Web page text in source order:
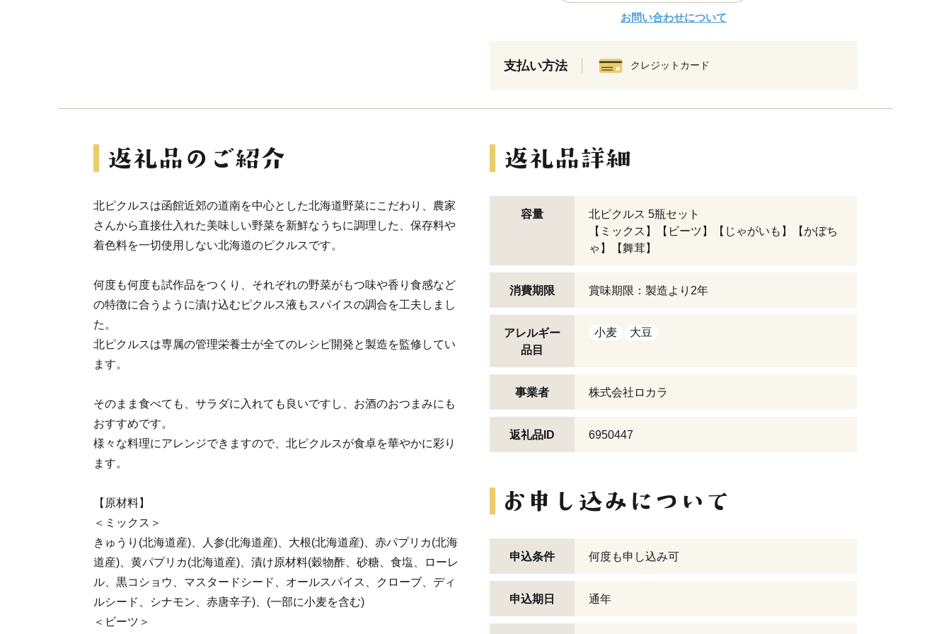
お問い合わせについて
支払い方法 クレジットカード
北ピクルスは函館近郊の道南を中心とした北海道野菜にこだわり、農家
さんから直接仕入れた美味しい野菜を新鮮なうちに調理した、保存料や
着色料を一切使用しない北海道のピクルスです。
何度も何度も試作品をつくり、それぞれの野菜がもつ味や香り食感など
の特徴に合うように漬け込むピクルス液もスパイスの調合を工夫しまし
た。
北ピクルスは専属の管理栄養士が全てのレシピ開発と製造を監修してい
ます。
そのまま食べても、サラダに入れても良いですし、お酒のおつまみにも
おすすめです。
様々な料理にアレンジできますので、北ピクルスが食卓を華やかに彩り
ます。
【原材料】
＜ミックス＞
きゅうり(北海道産)、人参(北海道産)、大根(北海道産)、赤パプリカ(北海
道産)、黄パプリカ(北海道産)、漬け原材料(穀物酢、砂糖、食塩、ローレ
ル、黒コショウ、マスタードシード、オールスパイス、クローブ、ディ
ルシード、シナモン、赤唐辛子)、(一部に小麦を含む)
＜ビーツ＞
容量
北ピクルス 5瓶セット
【ミックス】【ビーツ】【じゃがいも】【かぼち
ゃ】【舞茸】
消費期限 賞味期限：製造より2年
アレルギー
品目
小麦 大豆
事業者 株式会社ロカラ
返礼品ID 6950447
申込条件 何度も申し込み可
申込期日 通年